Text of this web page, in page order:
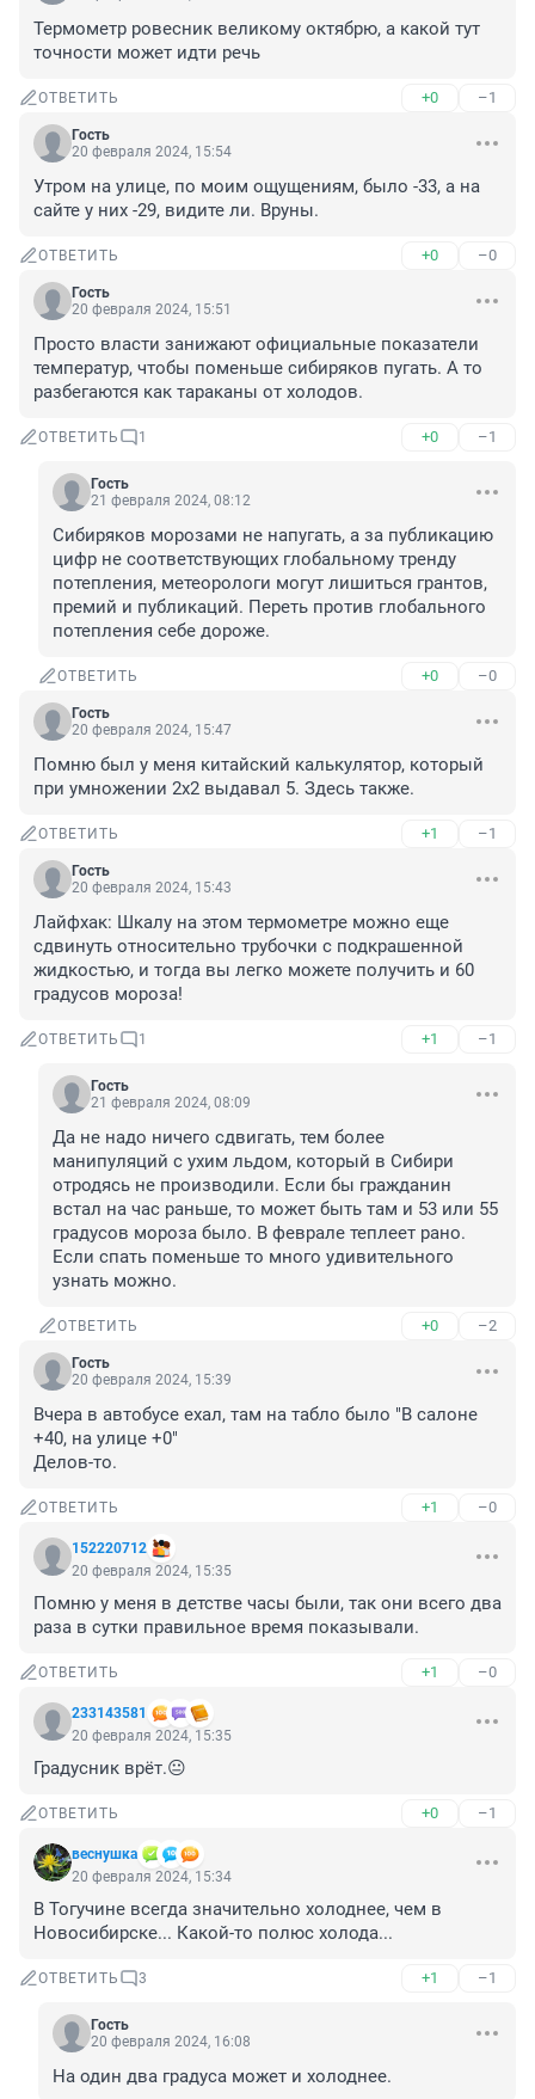
Термометр ровесник великому октябрю, а какой тут
точности может идти речь
ОТВЕТИТЬ +0 –1
Гость
20 февраля 2024, 15:54
Утром на улице, по моим ощущениям, было -33, а на
сайте у них -29, видите ли. Вруны.
ОТВЕТИТЬ +0 –0
Гость
20 февраля 2024, 15:51
Просто власти занижают официальные показатели
температур, чтобы поменьше сибиряков пугать. А то
разбегаются как тараканы от холодов.
ОТВЕТИТЬ 1 +0 –1
Гость
21 февраля 2024, 08:12
Сибиряков морозами не напугать, а за публикацию
цифр не соответствующих глобальному тренду
потепления, метеорологи могут лишиться грантов,
премий и публикаций. Переть против глобального
потепления себе дороже.
ОТВЕТИТЬ +0 –0
Гость
20 февраля 2024, 15:47
Помню был у меня китайский калькулятор, который
при умножении 2х2 выдавал 5. Здесь также.
ОТВЕТИТЬ +1 –1
Гость
20 февраля 2024, 15:43
Лайфхак: Шкалу на этом термометре можно еще
сдвинуть относительно трубочки с подкрашенной
жидкостью, и тогда вы легко можете получить и 60
градусов мороза!
ОТВЕТИТЬ 1 +1 –1
Гость
21 февраля 2024, 08:09
Да не надо ничего сдвигать, тем более
манипуляций с ухим льдом, который в Сибири
отродясь не производили. Если бы гражданин
встал на час раньше, то может быть там и 53 или 55
градусов мороза было. В феврале теплеет рано.
Если спать поменьше то много удивительного
узнать можно.
ОТВЕТИТЬ +0 –2
Гость
20 февраля 2024, 15:39
Вчера в автобусе ехал, там на табло было "В салоне
+40, на улице +0"
Делов-то.
ОТВЕТИТЬ +1 –0
152220712
20 февраля 2024, 15:35
Помню у меня в детстве часы были, так они всего два
раза в сутки правильное время показывали.
ОТВЕТИТЬ +1 –0
233143581
20 февраля 2024, 15:35
Градусник врёт.😐
ОТВЕТИТЬ +0 –1
веснушка
20 февраля 2024, 15:34
В Тогучине всегда значительно холоднее, чем в
Новосибирске... Какой-то полюс холода...
ОТВЕТИТЬ 3 +1 –1
Гость
20 февраля 2024, 16:08
На один два градуса может и холоднее.